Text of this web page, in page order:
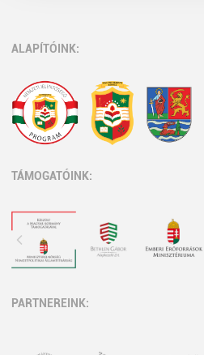
ALAPÍTÓINK:
TÁMOGATÓINK:
PARTNEREINK: